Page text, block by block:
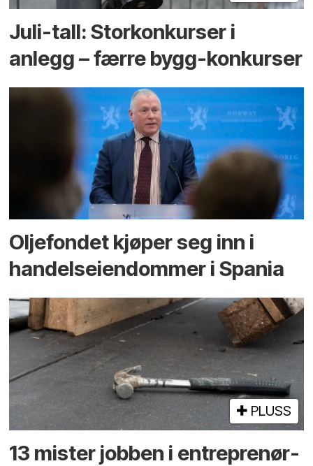
Juli-tall: Storkonkurser i
anlegg – færre bygg-konkurser
Oljefondet kjøper seg inn i
handels­eiendommer i Spania
PLUSS
13 mister jobben i entreprenør­